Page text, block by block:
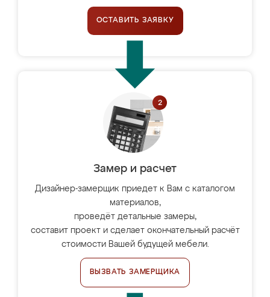
ОСТАВИТЬ ЗАЯВКУ
Замер и расчет
Дизайнер-замерщик приедет к Вам с каталогом
материалов,
проведёт детальные замеры,
составит проект и сделает окончательный расчёт
стоимости Вашей будущей мебели.
ВЫЗВАТЬ ЗАМЕРЩИКА